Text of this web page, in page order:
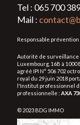
Tel : 065 700
Mail :
Responsable
Autorité de surveillance
Luxembourg, 16B à
agréé IPI N° 506 702
royal du 29 juin 2018
l'Institut professionnel
professionnelle : AXA
© 2023 BDG IMMO